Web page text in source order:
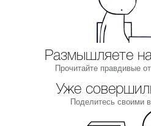
Размышляете
Прочитайте правдивые
Уже
Поделитесь своими